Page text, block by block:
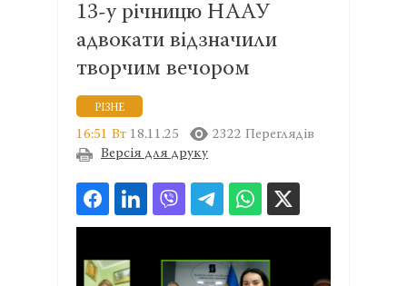
13-у річницю НААУ
адвокати відзначили
творчим вечором
РІЗНЕ
16:51 Вт 18.11.25
2322 Переглядів
Версія для друку